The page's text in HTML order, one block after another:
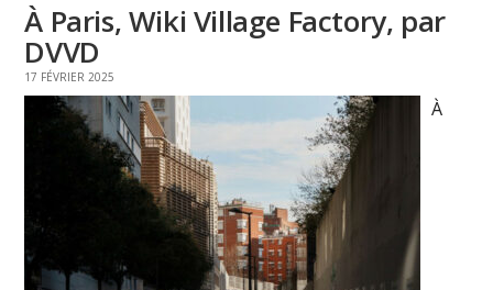
À Paris, Wiki Village Factory, par
DVVD
17 FÉVRIER 2025
À